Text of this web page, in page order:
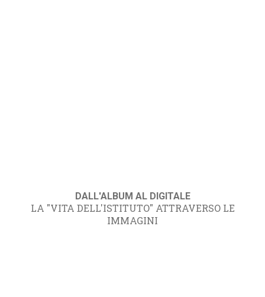
DALL'ALBUM AL DIGITALE
LA "VITA DELL'ISTITUTO" ATTRAVERSO LE
IMMAGINI